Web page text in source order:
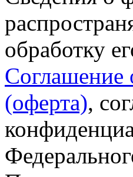
обработку
Соглашение
(оферта),